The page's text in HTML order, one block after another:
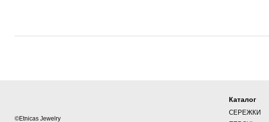
©Etnicas Jewelry
Каталог
СЕРЕЖКИ